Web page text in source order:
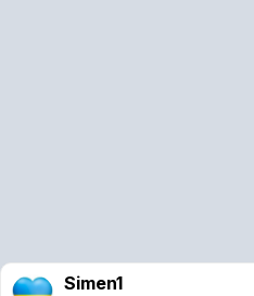
Simen1